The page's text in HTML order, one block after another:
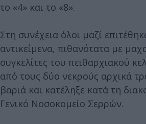
το «4» και το «8».
Στη συνέχεια όλοι μαζί
αντικείμενα, πιθανότατα με
συγκελίτες του πειθαρχιακού
από τους δύο νεκρούς αρχικά
βαριά και κατέληξε κατά τη
Γενικό Νοσοκομείο Σερρών.